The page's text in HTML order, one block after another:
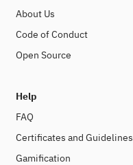
About Us
Code of Conduct
Open Source
Help
FAQ
Certificates and Guidelines
Gamification